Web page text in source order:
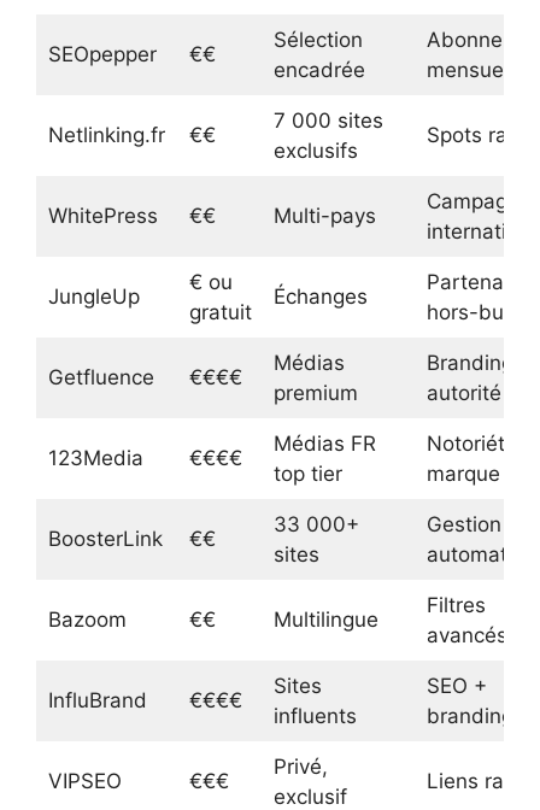
SEOpepper €€
Sélection
encadrée
mensuel
Netlinking.fr €€
7 000 sites
exclusifs
Spots rares
WhitePress €€ Multi-pays
JungleUp
€ ou
gratuit
Échanges
hors-
Getfluence €€€€
Médias
premium
Branding et
autorité
123Media €€€€
Médias FR
top tier
Notoriété
marque
BoosterLink €€
33 000+
sites
Gestion
Bazoom €€ Multilingue
Filtres
avancés
InfluBrand €€€€
Sites
influents
SEO +
branding
VIPSEO €€€
Privé,
exclusif
Liens rares